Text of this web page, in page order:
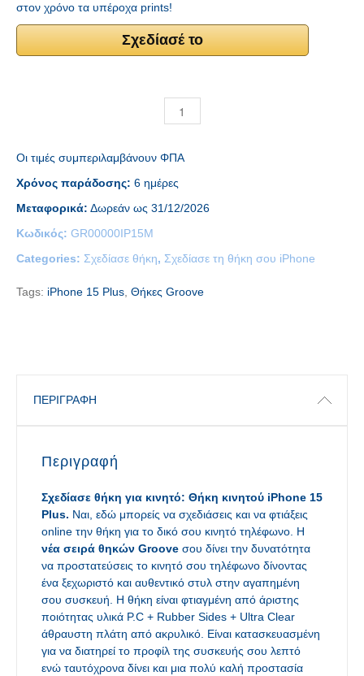
στον χρόνο τα υπέροχα prints!
Σχεδίασέ το
Οι τιμές συμπεριλαμβάνουν ΦΠΑ
Χρόνος παράδοσης: 6 ημέρες
Μεταφορικά: Δωρεάν ως 31/12/2026
Κωδικός: GR00000IP15M
Categories: Σχεδίασε θήκη, Σχεδίασε τη θήκη σου iPhone
Tags: iPhone 15 Plus Θήκες Groove
ΠΕΡΙΓΡΑΦΉ
Περιγραφή
Σχεδίασε θήκη για κινητό: Θήκη κινητού iPhone 15
Plus. Ναι, εδώ μπορείς να σχεδιάσεις και να φτιάξεις
οnline την θήκη για το δικό σου κινητό τηλέφωνο. Η
νέα σειρά θηκών Groove σου δίνει την δυνατότητα
να προστατεύσεις το κινητό σου τηλέφωνο δίνοντας
ένα ξεχωριστό και αυθεντικό στυλ στην αγαπημένη
σου συσκευή. Η θήκη είναι φτιαγμένη από άριστης
ποιότητας υλικά P.C + Rubber Sides + Ultra Clear
άθραυστη πλάτη από ακρυλικό. Είναι κατασκευασμένη
για να διατηρεί το προφίλ της συσκευής σου λεπτό
ενώ ταυτόχρονα δίνει και μια πολύ καλή προστασία